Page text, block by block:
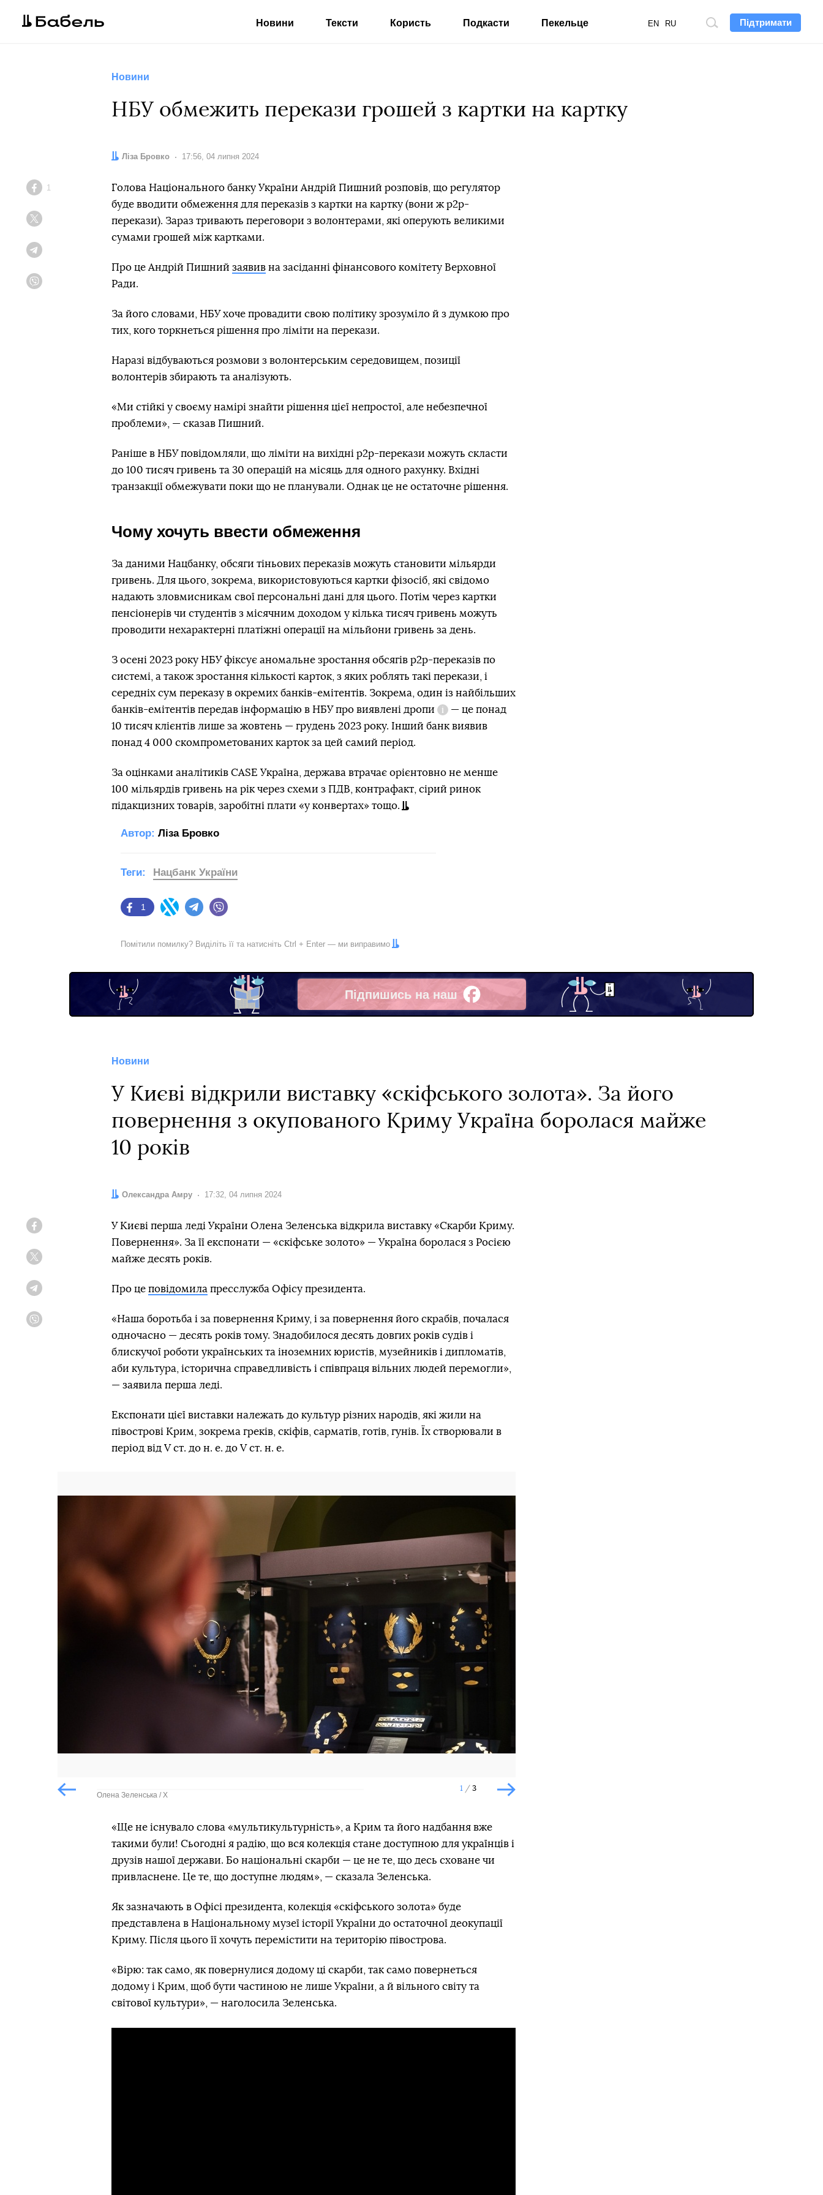
Підтримати
Пошук
EN RU
Новини Тексти Користь Подкасти Пекельце
Новини
НБУ обмежить перекази грошей з картки на картку
Автор:
Ліза Бровко Дата:
17:56, 04 липня 2024
Facebook
1
Голова Національного банку України Андрій Пишний розповів, що регулятор
буде вводити обмеження для переказів з картки на картку (вони ж р2р-
перекази). Зараз тривають переговори з волонтерами, які оперують великими
сумами грошей між картками.
Про це Андрій Пишний заявив на засіданні фінансового комітету Верховної
Ради.
За його словами, НБУ хоче провадити свою політику зрозуміло й з думкою про
тих, кого торкнеться рішення про ліміти на перекази.
Наразі відбуваються розмови з волонтерським середовищем, позиції
волонтерів збирають та аналізують.
«Ми стійкі у своєму намірі знайти рішення цієї непростої, але небезпечної
проблеми», — сказав Пишний.
Раніше в НБУ повідомляли, що ліміти на вихідні р2р-перекази можуть скласти
до 100 тисяч гривень та 30 операцій на місяць для одного рахунку. Вхідні
транзакції обмежувати поки що не планували. Однак це не остаточне рішення.
Чому хочуть ввести обмеження
За даними Нацбанку, обсяги тіньових переказів можуть становити мільярди
гривень. Для цього, зокрема, використовуються картки фізосіб, які свідомо
надають зловмисникам свої персональні дані для цього. Потім через картки
пенсіонерів чи студентів з місячним доходом у кілька тисяч гривень можуть
проводити нехарактерні платіжні операції на мільйони гривень за день.
З осені 2023 року НБУ фіксує аномальне зростання обсягів р2р-переказів по
системі, а також зростання кількості карток, з яких роблять такі перекази, і
середніх сум переказу в окремих банків-емітентів. Зокрема, один із найбільших
банків-емітентів передав інформацію в НБУ про виявлені дропи
Довідка
— це понад
10 тисяч клієнтів лише за жовтень — грудень 2023 року. Інший банк виявив
понад 4 000 скомпрометованих карток за цей самий період.
За оцінками аналітиків CASE Україна, держава втрачає орієнтовно не менше
100 мільярдів гривень на рік через схеми з ПДВ, контрафакт, сірий ринок
підакцизних товарів, заробітні плати «у конвертах» тощо.
Автор: Ліза Бровко
Facebook
1
Twitter Telegram
Теги: Нацбанк України
Помітили помилку? Виділіть її та натисніть Ctrl + Enter — ми виправимо
Підпишись на наш
Facebook
Новини
У Києві відкрили виставку «скіфського золота». За його
повернення з окупованого Криму Україна боролася майже
10 років
Автор:
Олександра Амру Дата:
17:32, 04 липня 2024
У Києві перша леді України Олена Зеленська відкрила виставку «Скарби Криму.
Повернення». За її експонати — «скіфське золото» — Україна боролася з Росією
майже десять років.
Про це повідомила пресслужба Офісу президента.
«Наша боротьба і за повернення Криму, і за повернення його скрабів, почалася
одночасно — десять років тому. Знадобилося десять довгих років судів і
блискучої роботи українських та іноземних юристів, музейників і дипломатів,
аби культура, історична справедливість і співпраця вільних людей перемогли»,
— заявила перша леді.
Експонати цієї виставки належать до культур різних народів, які жили на
півострові Крим, зокрема греків, скіфів, сарматів, готів, гунів. Їх створювали в
період від V ст. до н. е. до V ст. н. е.
1 3
Попередній слайд Наступний слайд
Попередній слайд Наступний слайд
Олена Зеленська / Х
«Ще не існувало слова «мультикультурність», а Крим та його надбання вже
такими були! Сьогодні я радію, що вся колекція стане доступною для українців і
друзів нашої держави. Бо національні скарби — це не те, що десь сховане чи
привласнене. Це те, що доступне людям», — сказала Зеленська.
Як зазначають в Офісі президента, колекція «скіфського золота» буде
представлена в Національному музеї історії України до остаточної деокупації
Криму. Після цього її хочуть перемістити на територію півострова.
«Вірю: так само, як повернулися додому ці скарби, так само повернеться
додому і Крим, щоб бути частиною не лише України, а й вільного світу та
світової культури», — наголосила Зеленська.